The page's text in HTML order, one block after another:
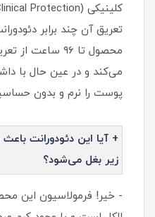
تعریق آن چند برابر
محصول تا ۹۶
می‌کند و در عین حال با
پوست را نرم و بدون
+ آیا این دئودورانت
زیر بغل می‌شود؟
- خیر! فرمولاسیون این